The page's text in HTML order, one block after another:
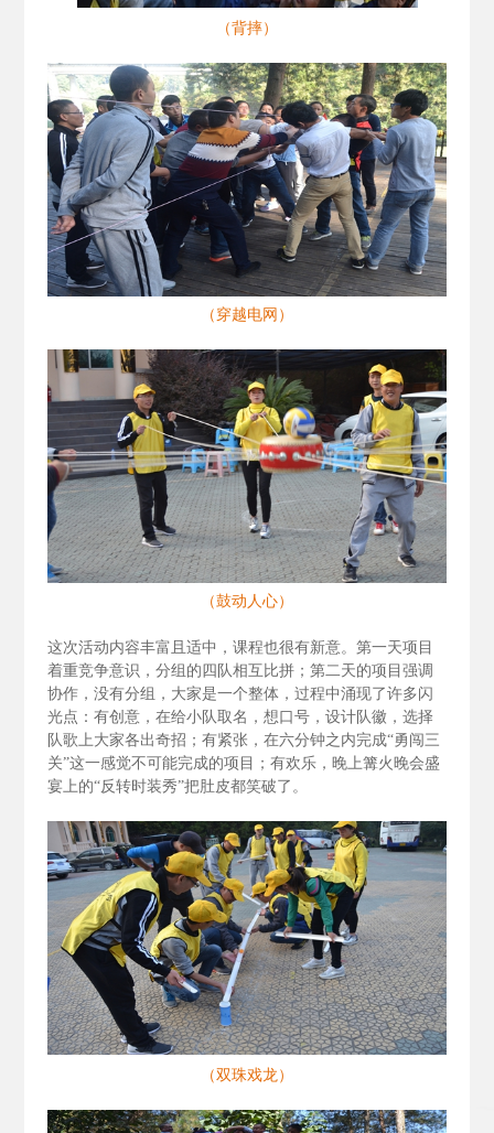
（背摔）
（穿越电网）
（鼓动人心）
这次活动内容丰富且适中，课程也很有新意。第一天项目
着重竞争意识，分组的四队相互比拼；第二天的项目强调
协作，没有分组，大家是一个整体，过程中涌现了许多闪
光点：有创意，在给小队取名，想口号，设计队徽，选择
队歌上大家各出奇招；有紧张，在六分钟之内完成“勇闯三
关”这一感觉不可能完成的项目；有欢乐，晚上篝火晚会盛
宴上的“反转时装秀”把肚皮都笑破了。
（双珠戏龙）